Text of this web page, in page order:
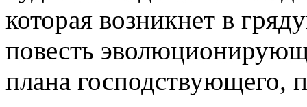
которая возникнет в
повесть
плана господствующего,